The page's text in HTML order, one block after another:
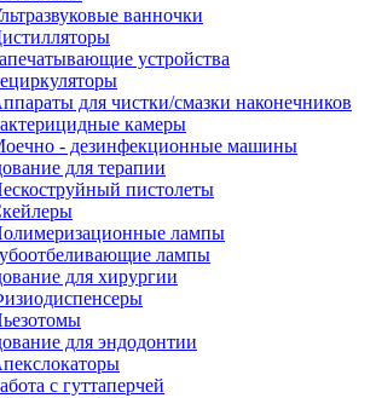
ванночки
устройства
для чистки/смазки наконечников
камеры
- дезинфекционные машины
для терапии
пистолеты
лампы
лампы
для хирургии
для эндодонтии
с гуттаперчей